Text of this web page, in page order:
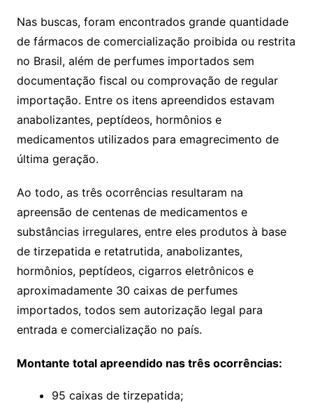
Nas buscas, foram encontrados grande quantidade
de fármacos de comercialização proibida ou restrita
no Brasil, além de perfumes importados sem
documentação fiscal ou comprovação de regular
importação. Entre os itens apreendidos estavam
anabolizantes, peptídeos, hormônios e
medicamentos utilizados para emagrecimento de
última geração.
Ao todo, as três ocorrências resultaram na
apreensão de centenas de medicamentos e
substâncias irregulares, entre eles produtos à base
de tirzepatida e retatrutida, anabolizantes,
hormônios, peptídeos, cigarros eletrônicos e
aproximadamente 30 caixas de perfumes
importados, todos sem autorização legal para
entrada e comercialização no país.
Montante total apreendido nas três ocorrências:
95 caixas de tirzepatida;